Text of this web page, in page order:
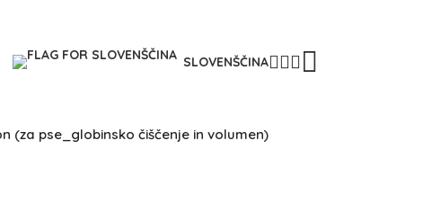
SLOVENŠČINA
(za pse_globinsko čiščenje in volumen)